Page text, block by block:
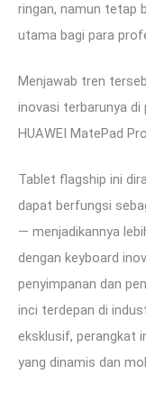
ringan, namun tetap
utama bagi para
Menjawab tren
inovasi terbarunya
HUAWEI MatePad
Tablet flagship ini
dapat berfungsi
— menjadikannya
dengan keyboard
penyimpanan dan
inci terdepan di
eksklusif, perangkat
yang dinamis dan